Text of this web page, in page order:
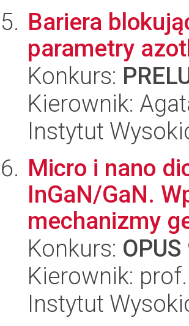
Bariera
parametry
Konkurs:
Kierownik:
Instytut
Micro i nano
InGaN/GaN.
mechanizmy
Konkurs: OPUS
Kierownik:
Instytut